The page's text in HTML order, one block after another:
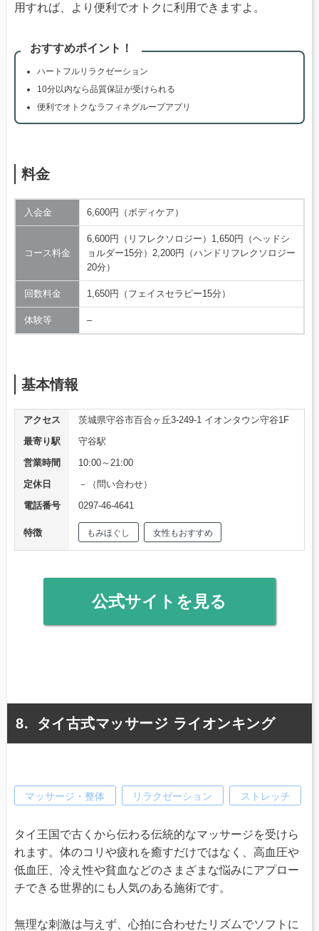
用すれば、より便利でオトクに利用できますよ。
おすすめポイント！
ハートフルリラクゼーション
10分以内なら品質保証が受けられる
便利でオトクなラフィネグループアプリ
料金
入会金 6,600円（ボディケア）
コース料金
6,600円（リフレクソロジー）1,650円（ヘッドシ
ョルダー15分）2,200円（ハンドリフレクソロジー
20分）
回数料金 1,650円（フェイスセラピー15分）
体験等 –
基本情報
アクセス
茨城県守谷市百合ヶ丘3-249-1 イオンタウン守谷1F
最寄り駅
守谷駅
営業時間
10:00～21:00
定休日
－（問い合わせ）
電話番号
0297-46-4641
特徴 もみほぐし 女性もおすすめ
公式サイトを見る
タイ古式マッサージ ライオンキング
マッサージ・整体 リラクゼーション ストレッチ
タイ王国で古くから伝わる伝統的なマッサージを受けら
れます。体のコリや疲れを癒すだけではなく、高血圧や
低血圧、冷え性や貧血などのさまざまな悩みにアプロー
チできる世界的にも人気のある施術です。
無理な刺激は与えず、心拍に合わせたリズムでソフトに